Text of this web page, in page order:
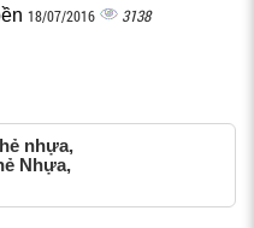
18/07/2016 3138
nhựa,
Nhựa,